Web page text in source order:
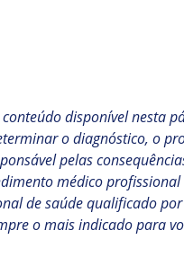
disponível nesta
o diagnóstico, o
pelas
médico
de saúde qualificado
o mais indicado para